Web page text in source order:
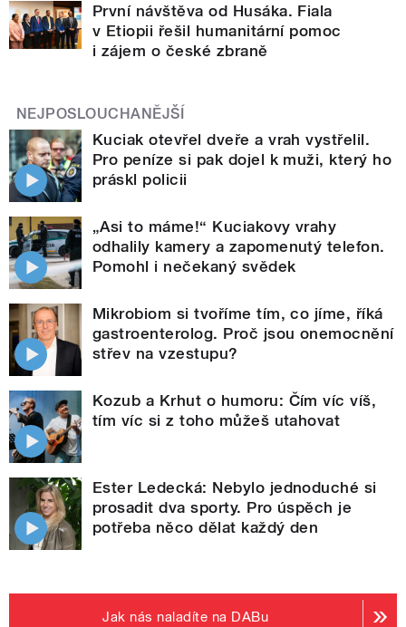
První návštěva od Husáka. Fiala
v Etiopii řešil humanitární pomoc
i zájem o české zbraně
NEJPOSLOUCHANĚJŠÍ
Kuciak otevřel dveře a vrah vystřelil.
Pro peníze si pak dojel k muži, který ho
práskl policii
„Asi to máme!“ Kuciakovy vrahy
odhalily kamery a zapomenutý telefon.
Pomohl i nečekaný svědek
Mikrobiom si tvoříme tím, co jíme, říká
gastroenterolog. Proč jsou onemocnění
střev na vzestupu?
Kozub a Krhut o humoru: Čím víc víš,
tím víc si z toho můžeš utahovat
Ester Ledecká: Nebylo jednoduché si
prosadit dva sporty. Pro úspěch je
potřeba něco dělat každý den
Jak nás naladíte na DABu